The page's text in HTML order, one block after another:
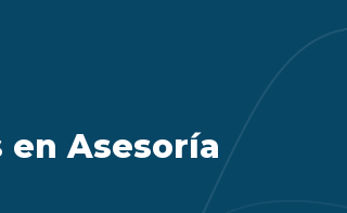
en Asesoría